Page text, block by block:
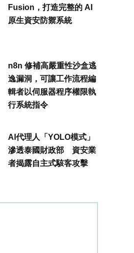
Fusion，打造完整的 AI
原生資安防禦系統
n8n 修補高嚴重性沙盒逃
逸漏洞，可讓工作流程編
輯者以伺服器程序權限執
行系統指令
AI代理人「YOLO模式」
滲透泰國財政部 資安業
者揭露自主式駭客攻擊